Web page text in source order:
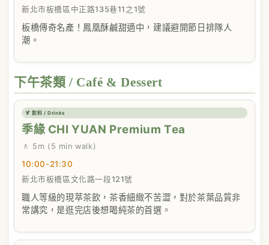
新北市板橋區中正路135巷11之1號
板橋傳奇名產！鳳凰酥鹹甜適中，建議避開節日排隊人
潮。
下午茶類 / Café & Dessert
🍹 飲料 / Drinks
季緣 CHI YUAN Premium Tea
🚶 5m (5 min walk)
10:00-21:30
新北市板橋區文化路一段121號
職人等級的現萃茶飲，茶香細緻不苦澀，對於茶葉品質非
常講究，是逛完店後想喝純茶的首選。